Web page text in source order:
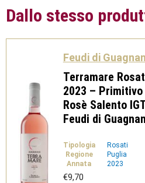
Dallo stesso
Feudi di
Terramare
2023 – Primitivo
Rosè Salento
Feudi di
Tipologia
Rosati
Regione
Puglia
Annata
2023
€9,70